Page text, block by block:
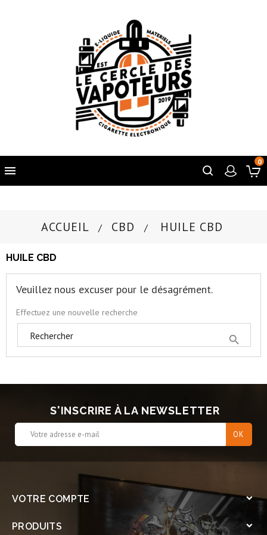

0
ACCUEIL CBD HUILE CBD
HUILE CBD
Veuillez nous excuser pour le désagrément.
Effectuez une nouvelle recherche

S'INSCRIRE À LA NEWSLETTER
VOTRE COMPTE 
PRODUITS 